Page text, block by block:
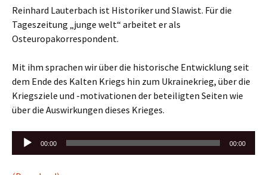
Reinhard Lauterbach ist Historiker und Slawist. Für die
Tageszeitung „junge welt“ arbeitet er als
Osteuropakorrespondent.
Mit ihm sprachen wir über die historische Entwicklung seit
dem Ende des Kalten Kriegs hin zum Ukrainekrieg, über die
Kriegsziele und -motivationen der beteiligten Seiten wie
über die Auswirkungen dieses Krieges.
Audio-
Player
00:00 00:00